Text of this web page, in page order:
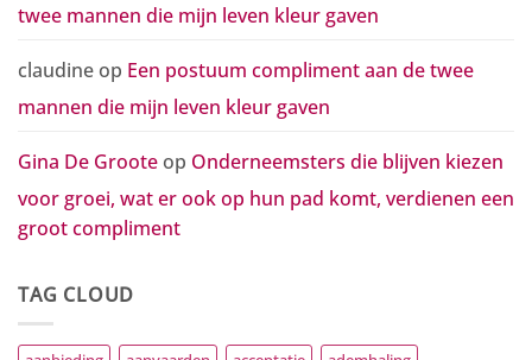
twee mannen die mijn leven kleur gaven
claudine op Een postuum compliment aan de twee
mannen die mijn leven kleur gaven
Gina De Groote op Onderneemsters die blijven kiezen
voor groei, wat er ook op hun pad komt, verdienen een
groot compliment
TAG CLOUD